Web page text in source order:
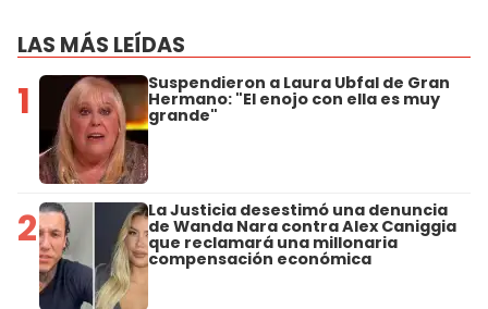
LAS MÁS LEÍDAS
1 Suspendieron a Laura Ubfal de Gran
Hermano: "El enojo con ella es muy
grande"
2 La Justicia desestimó una denuncia
de Wanda Nara contra Alex Caniggia
que reclamará una millonaria
compensación económica